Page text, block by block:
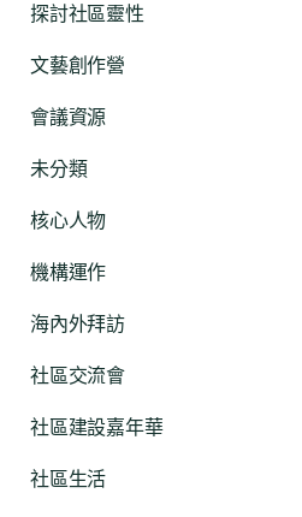
探討社區靈性
文藝創作營
會議資源
未分類
核心人物
機構運作
海內外拜訪
社區交流會
社區建設嘉年華
社區生活